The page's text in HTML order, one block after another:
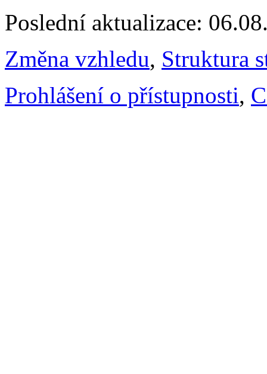
Poslední aktualizace:
Změna vzhledu, Struktura
Prohlášení o přístupnosti,